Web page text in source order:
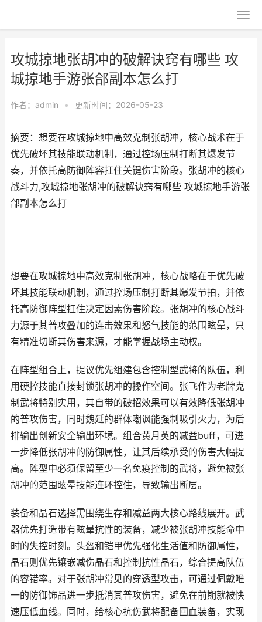
攻城掠地张胡冲的破解诀窍有哪些 攻
城掠地手游张郃副本怎么打
作者： admin • 更新时间：2026-05-23
摘要：想要在攻城掠地中高效克制张胡冲，核心战术在于
优先破坏其技能联动机制，通过控场压制打断其爆发节
奏，并依托高防御阵容扛住关键伤害阶段。张胡冲的核心
战斗力,攻城掠地张胡冲的破解诀窍有哪些 攻城掠地手游张
郃副本怎么打
想要在攻城掠地中高效克制张胡冲，核心战略在于优先破
坏其技能联动机制，通过控场压制打断其爆发节拍，并依
托高防御阵型扛住决定因素伤害阶段。张胡冲的核心战斗
力源于其普攻叠加的连击效果和怒气技能的范围眩晕，只
有精准切断其伤害来源，才能掌握战场主动权。
在阵型组合上，提议优先组建包含控制型武将的队伍，利
用硬控技能直接封锁张胡冲的操作空间。张飞作为老牌克
制武将特别实用，其自带的破招效果可以有效降低张胡冲
的普攻伤害，同时魏延的群体嘲讽能强制吸引火力，为后
排输出创新安全输出环境。组合黄月英的减益buff，可进
一步降低张胡冲的防御属性，让其后续承受的伤害大幅提
高。阵型中必须保留至少一名免疫控制的武将，避免被张
胡冲的范围眩晕技能连环控住，导致输出断层。
装备和晶石选择需围绕生存和减益两大核心路线展开。武
器优先打造带有眩晕抗性的装备，减少被张胡冲技能命中
时的失控时刻。头盔和铠甲优先强化生活值和防御属性，
晶石则优先镶嵌减伤晶石和控制抗性晶石，综合提高队伍
的容错率。对于张胡冲常见的穿透型攻击，可通过佩戴唯
一的防御饰品进一步抵消其普攻伤害，避免在前期就被快
速压低血线。同时，给核心抗伤武将配备回血装备，实现